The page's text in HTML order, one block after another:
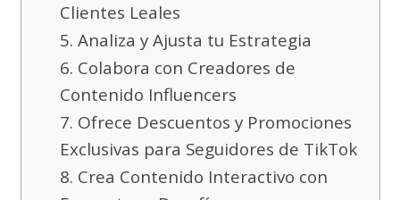
Clientes Leales
5. Analiza y Ajusta tu Estrategia
6. Colabora con Creadores de
Contenido Influencers
7. Ofrece Descuentos y Promociones
Exclusivas para Seguidores de TikTok
8. Crea Contenido Interactivo con